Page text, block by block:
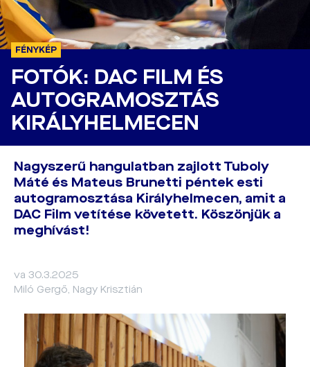
FÉNYKÉP
FOTÓK: DAC FILM ÉS
AUTOGRAMOSZTÁS
KIRÁLYHELMECEN
Nagyszerű hangulatban zajlott Tuboly
Máté és Mateus Brunetti péntek esti
autogramosztása Királyhelmecen, amit a
DAC Film vetítése követett. Köszönjük a
meghívást!
va 30.3.2025
Miló Gergő, Nagy Krisztián